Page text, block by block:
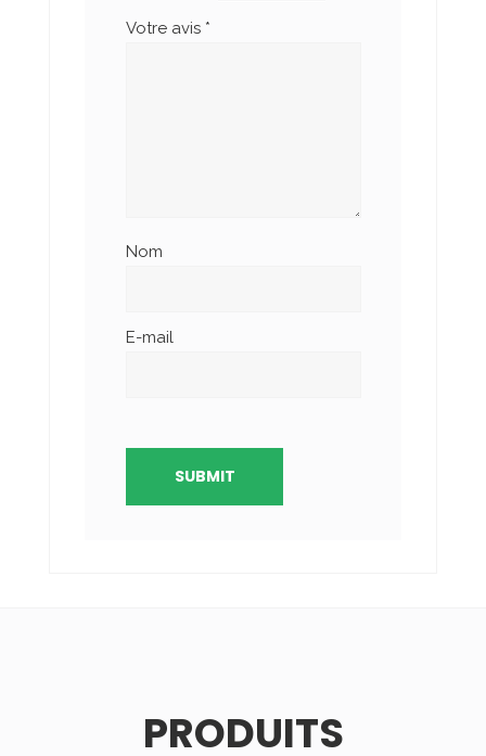
Votre avis *
Nom
E-mail
PRODUITS